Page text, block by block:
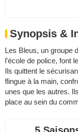
Synopsis &
Les Bleus, un groupe
l'école de police, font
Ils quittent le
flingue à la main,
unes que les autres.
place au sein du